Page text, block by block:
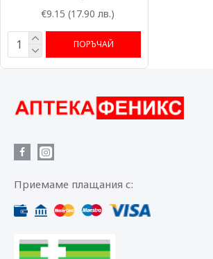
€9.15 (17.90 лв.)
ПОРЪЧАЙ
Приемаме плащания с: